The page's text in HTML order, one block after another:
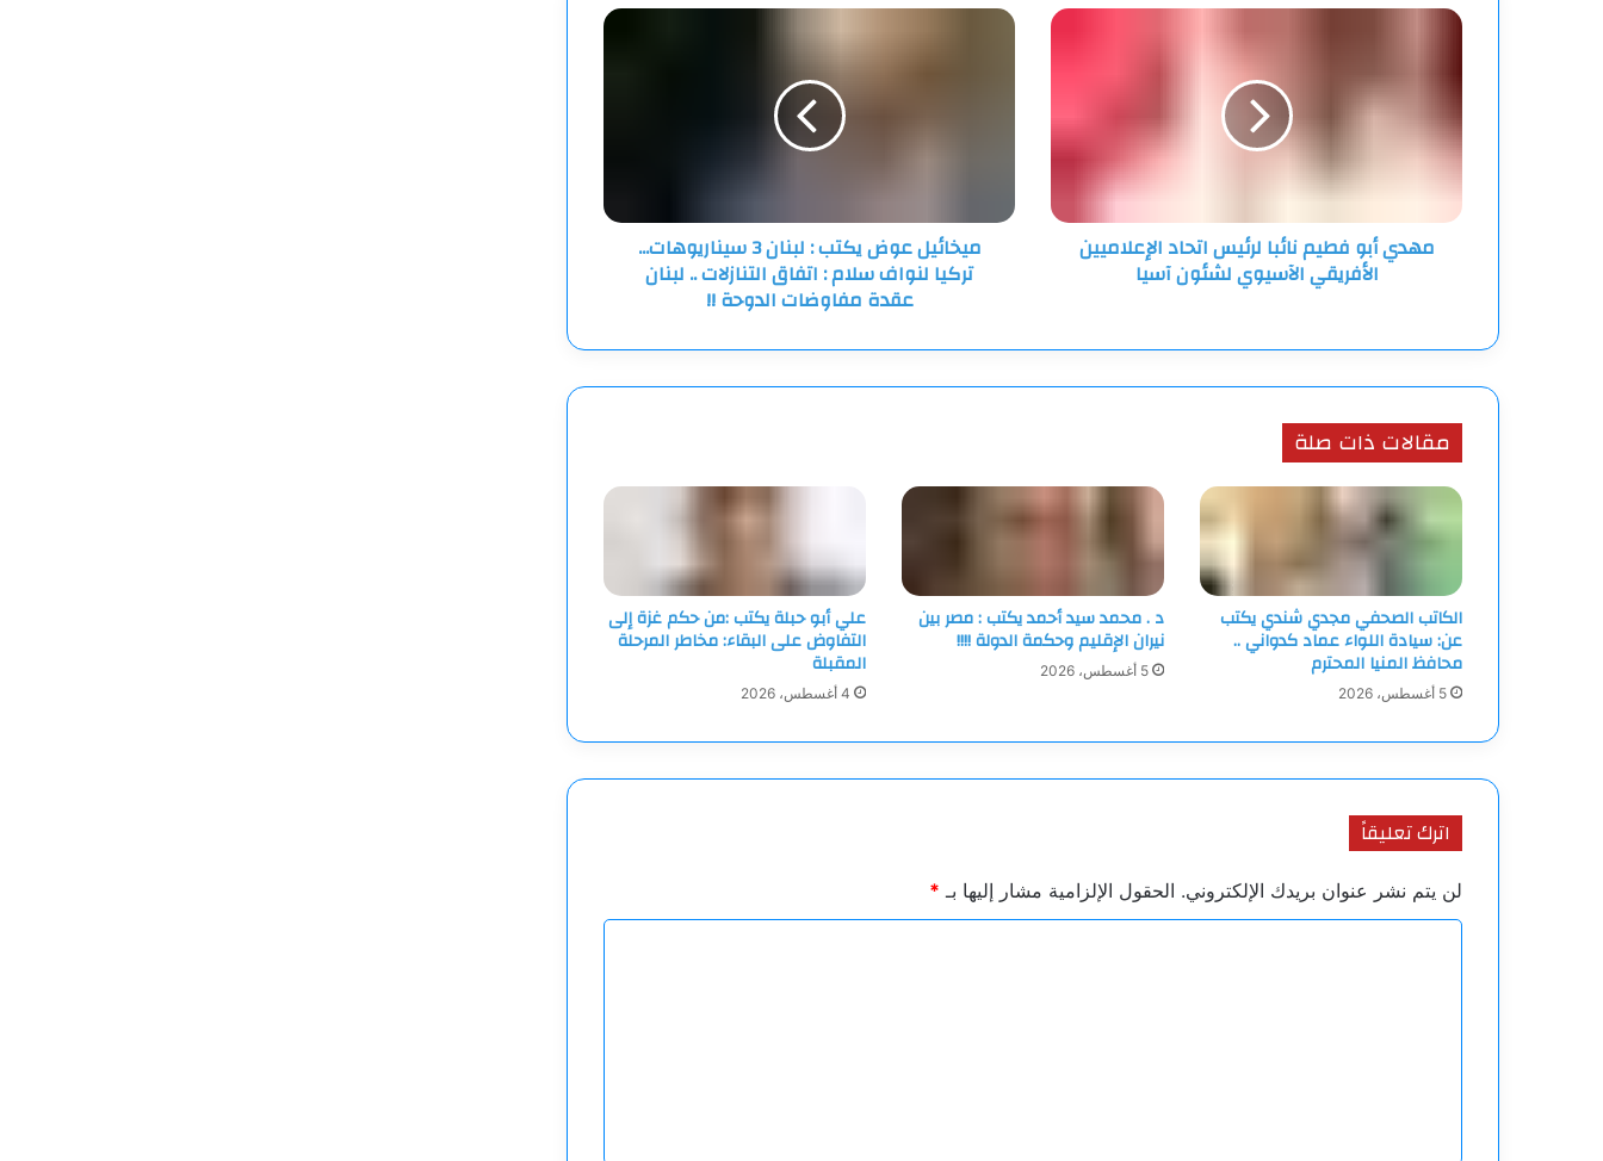
مهدي
اتحاد
الآسيوي
لشئونمهدي أبو فطيم نائبا لرئيس اتحاد الإعلاميين
الأفريقي الآسيوي لشئون آسيا
ميخائيل
لنواف
سلام
..
عقدة
ميخائيل عوض يكتب : لبنان 3 سيناريوهات...
تركيا لنواف سلام : اتفاق التنازلات .. لبنان
عقدة مفاوضات الدوحة !!
مقالات ذات صلة
الكاتب الصحفي مجدي شندي يكتب
عن: سيادة اللواء عماد كدواني ..
محافظ المنيا المحترم
5 أغسطس، 2026
د . محمد سيد أحمد يكتب : مصر بين
نيران الإقليم وحكمة الدولة !!!!
5 أغسطس، 2026
علي أبو حبلة يكتب :من حكم غزة إلى
التفاوض على البقاء: مخاطر المرحلة
المقبلة
4 أغسطس، 2026
اترك تعليقاً
لن يتم نشر عنوان بريدك الإلكتروني. الحقول الإلزامية مشار إليها بـ *